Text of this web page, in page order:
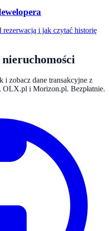
rezerwacją i jak czytać historię
i zobacz dane transakcyjne z
OLX.pl i Morizon.pl. Bezpłatnie.